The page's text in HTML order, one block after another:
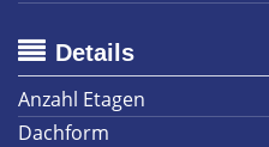
Details
Anzahl Etagen
Dachform